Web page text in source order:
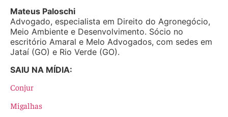
Mateus Paloschi
Advogado, especialista em Direito do Agronegócio,
Meio Ambiente e Desenvolvimento. Sócio no
escritório Amaral e Melo Advogados, com sedes em
Jataí (GO) e Rio Verde (GO).
SAIU NA MÍDIA:
Conjur
Migalhas